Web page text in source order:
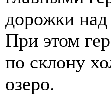
дорожки над
При этом
по склону
озеро.